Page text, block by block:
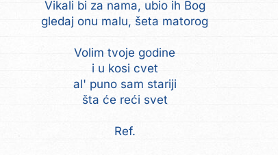
Vikali bi za nama, ubio ih Bog
gledaj onu malu, šeta matorog
Volim tvoje godine
i u kosi cvet
al' puno sam stariji
šta će reći svet
Ref.